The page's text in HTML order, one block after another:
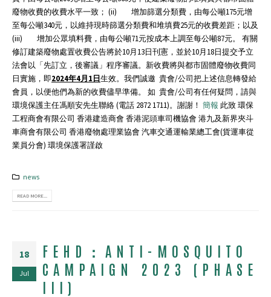
廢物收費的收費水平一致； (ii) 增加篩選分類費，由每公噸175元增
至每公噸340元，以維持現時篩選分類費和堆填費25元的收費差距；以及
(iii) 增加公眾填料費，由每公噸71元按成本上調至每公噸87元。 有關
修訂建築廢物處置收費公告將於10月13日刊憲，並於10月18日提交予立
法會以「先訂立，後審議」程序審議。新收費將與都市固體廢物收費同
日實施，即2024年4月1日生效。我們誠邀 貴會/公司把上述信息轉發給
會員，以便他們為新的收費儘早準備。 如 貴會/公司有任何疑問，請與
環境保護主任馮順安先生聯絡 (電話 2872 1711)。謝謝！ 簡報 此致 環保
工程商會有限公司 香港建造商會 香港泥頭車司機協會 港九及新界夾斗
車商會有限公司 香港廢物處理業協會 汽車交通運輸業總工會(貨運車從
業員分會) 環境保護署謹啟
news
READ MORE...
18
Jul
FEHD：ANTI-MOSQUITO
CAMPAIGN 2023 (PHASE
III)